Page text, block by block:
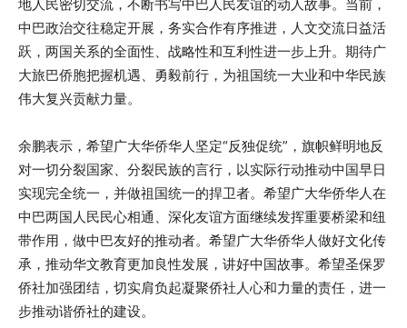
地人民密切交流，不断书写中巴人民友谊的动人故事。当前，
中巴政治交往稳定开展，务实合作有序推进，人文交流日益活
跃，两国关系的全面性、战略性和互利性进一步上升。期待广
大旅巴侨胞把握机遇、勇毅前行，为祖国统一大业和中华民族
伟大复兴贡献力量。
余鹏表示，希望广大华侨华人坚定“反独促统”，旗帜鲜明地反
对一切分裂国家、分裂民族的言行，以实际行动推动中国早日
实现完全统一，并做祖国统一的捍卫者。希望广大华侨华人在
中巴两国人民民心相通、深化友谊方面继续发挥重要桥梁和纽
带作用，做中巴友好的推动者。希望广大华侨华人做好文化传
承，推动华文教育更加良性发展，讲好中国故事。希望圣保罗
侨社加强团结，切实肩负起凝聚侨社人心和力量的责任，进一
步推动谐侨社的建设。